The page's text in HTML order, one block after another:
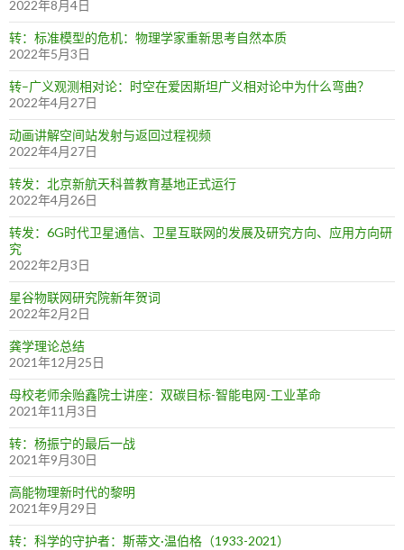
2022年8月4日
转：标准模型的危机：物理学家重新思考自然本质
2022年5月3日
转–广义观测相对论：时空在爱因斯坦广义相对论中为什么弯曲？
2022年4月27日
动画讲解空间站发射与返回过程视频
2022年4月27日
转发：北京新航天科普教育基地正式运行
2022年4月26日
转发：6G时代卫星通信、卫星互联网的发展及研究方向、应用方向研
究
2022年2月3日
星谷物联网研究院新年贺词
2022年2月2日
龚学理论总结
2021年12月25日
母校老师余贻鑫院士讲座：双碳目标-智能电网-工业革命
2021年11月3日
转：杨振宁的最后一战
2021年9月30日
高能物理新时代的黎明
2021年9月29日
转：科学的守护者：斯蒂文·温伯格（1933-2021）